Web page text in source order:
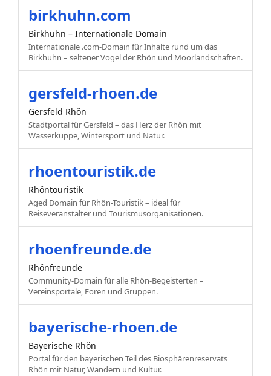
birkhuhn.com
Birkhuhn – Internationale Domain
Internationale .com-Domain für Inhalte rund um das
Birkhuhn – seltener Vogel der Rhön und Moorlandschaften.
gersfeld-rhoen.de
Gersfeld Rhön
Stadtportal für Gersfeld – das Herz der Rhön mit
Wasserkuppe, Wintersport und Natur.
rhoentouristik.de
Rhöntouristik
Aged Domain für Rhön-Touristik – ideal für
Reiseveranstalter und Tourismusorganisationen.
rhoenfreunde.de
Rhönfreunde
Community-Domain für alle Rhön-Begeisterten –
Vereinsportale, Foren und Gruppen.
bayerische-rhoen.de
Bayerische Rhön
Portal für den bayerischen Teil des Biosphärenreservats
Rhön mit Natur, Wandern und Kultur.